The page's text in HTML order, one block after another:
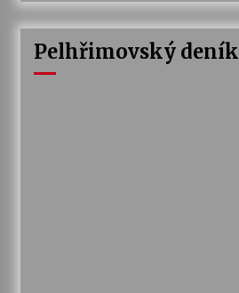
Pelhřimovský deník